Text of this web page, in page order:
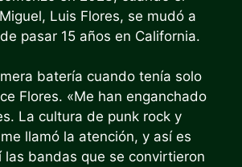
Luis Flores, se mudó a
pasar 15 años en California.
batería cuando tenía solo
Flores. «Me han enganchado
La cultura de punk rock y
llamó la atención, y así es
las bandas que se convirtieron